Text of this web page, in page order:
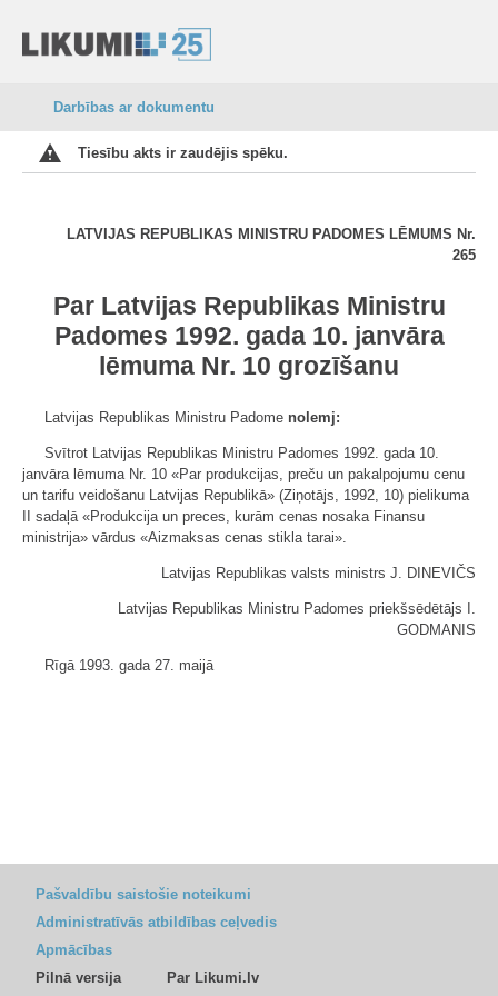
Darbības ar dokumentu
Tiesību akts ir zaudējis spēku.
LATVIJAS REPUBLIKAS MINISTRU PADOMES LĒMUMS Nr.
265
Par Latvijas Republikas Ministru
Padomes 1992. gada 10. janvāra
lēmuma Nr. 10 grozīšanu
Latvijas Republikas Ministru Padome nolemj:
Svītrot Latvijas Republikas Ministru Padomes 1992. gada 10.
janvāra lēmuma Nr. 10 «Par produkcijas, preču un pakalpojumu cenu
un tarifu veidošanu Latvijas Republikā» (Ziņotājs, 1992, 10) pielikuma
II sadaļā «Produkcija un preces, kurām cenas nosaka Finansu
ministrija» vārdus «Aizmaksas cenas stikla tarai».
Latvijas Republikas valsts ministrs J. DINEVIČS
Latvijas Republikas Ministru Padomes priekšsēdētājs I.
GODMANIS
Rīgā 1993. gada 27. maijā
Pašvaldību saistošie noteikumi
Administratīvās atbildības ceļvedis
Apmācības
Pilnā versija
Par Likumi.lv